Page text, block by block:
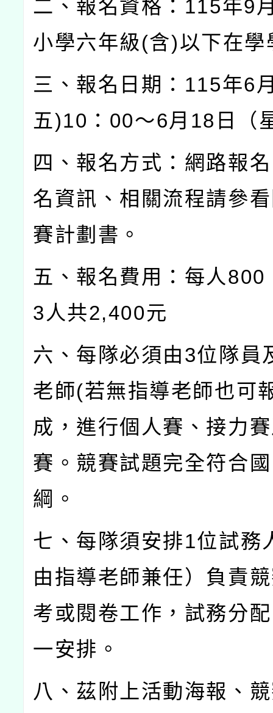
二、報名資格： 115年9
小學六年級(含)以下在學
三、報名日期： 115年6
五)10 ： 00～6月 18 日（
四、報名方式：網路報
名資訊、相關流程請參
賽計劃書。
五、報名費用：每人800
3 人共2,400元
六、每隊必須由3位隊員
老師(若無指導老師也可
成，進行個人賽、接力
賽。競賽試題完全符合
綱。
七、每隊須安排1位試務
由指導老師兼任）負責
考或閱卷工作，試務分
一安排。
八、茲附上活動海報、